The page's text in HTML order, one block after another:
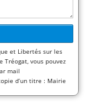
et Libertés sur les
Tréogat, vous pouvez
mail
d’un titre : Mairie